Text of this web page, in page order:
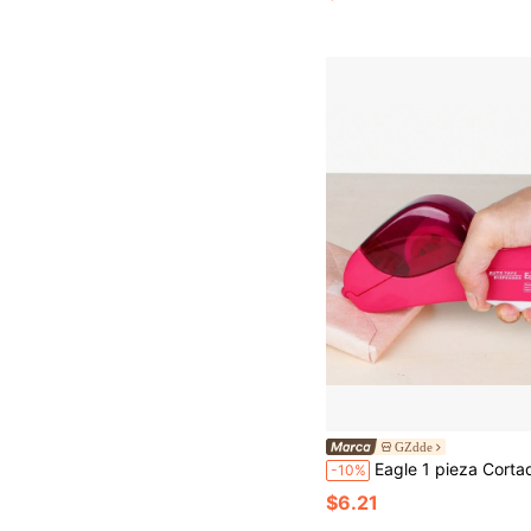
GZdde
-10% Eagle 1 pieza Cortador de plástico cinta rosado
$6.21